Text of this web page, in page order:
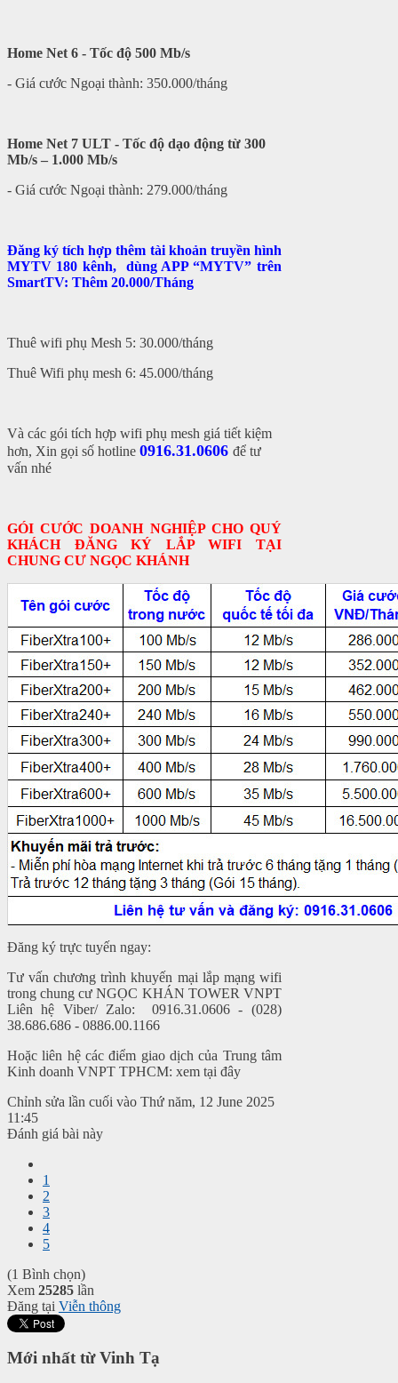
Home Net 6 - Tốc độ 500 Mb/s
- Giá cước Ngoại thành: 350.000/tháng
Home Net 7 ULT - Tốc độ dạo động từ 300
Mb/s – 1.000 Mb/s
- Giá cước Ngoại thành: 279.000/tháng
Đăng ký tích hợp thêm tài khoản truyền hình
MYTV 180 kênh, dùng APP “MYTV” trên
SmartTV: Thêm 20.000/Tháng
Thuê wifi phụ Mesh 5: 30.000/tháng
Thuê Wifi phụ mesh 6: 45.000/tháng
Và các gói tích hợp wifi phụ mesh giá tiết kiệm
hơn, Xin gọi số hotline 0916.31.0606 để tư
vấn nhé
GÓI CƯỚC DOANH NGHIỆP CHO QUÝ
KHÁCH ĐĂNG KÝ LẮP WIFI TẠI
CHUNG CƯ NGỌC KHÁNH
Đăng ký trực tuyến ngay:
Tư vấn chương trình khuyến mại lắp mạng wifi
trong chung cư NGỌC KHÁN TOWER VNPT
Liên hệ Viber/ Zalo: 0916.31.0606 - (028)
38.686.686 - 0886.00.1166
Hoặc liên hệ các điểm giao dịch của Trung tâm
Kinh doanh VNPT TPHCM: xem tại đây
Chỉnh sửa lần cuối vào Thứ năm, 12 June 2025
11:45
Đánh giá bài này
1
2
3
4
5
(1 Bình chọn)
Xem 25285 lần
Đăng tại Viễn thông
Mới nhất từ Vinh Tạ